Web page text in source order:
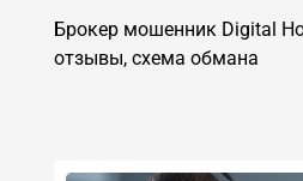
Брокер мошенник Digital
отзывы, схема обмана